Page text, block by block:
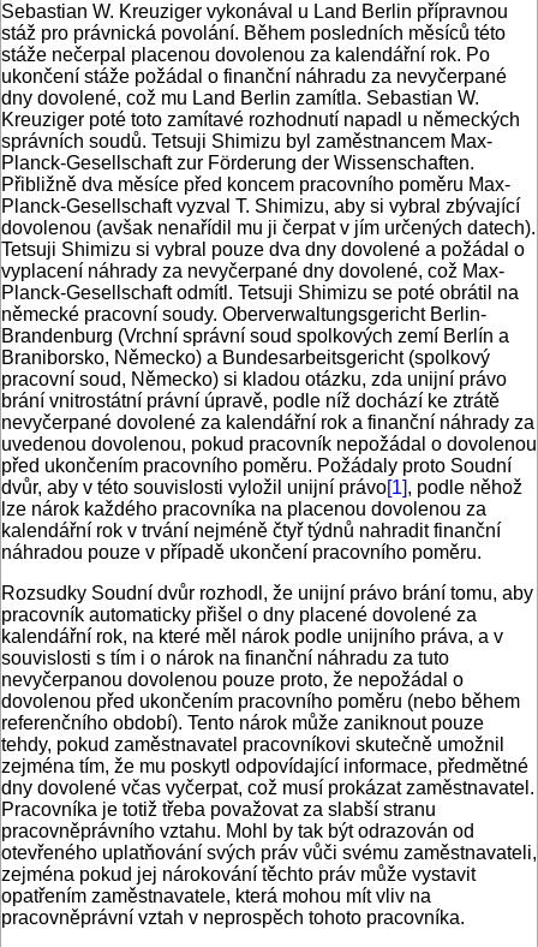
Sebastian W. Kreuziger vykonával u Land Berlin přípravnou
stáž pro právnická povolání. Během posledních měsíců této
stáže nečerpal placenou dovolenou za kalendářní rok. Po
ukončení stáže požádal o finanční náhradu za nevyčerpané
dny dovolené, což mu Land Berlin zamítla. Sebastian W.
Kreuziger poté toto zamítavé rozhodnutí napadl u německých
správních soudů. Tetsuji Shimizu byl zaměstnancem Max-
Planck-Gesellschaft zur Förderung der Wissenschaften.
Přibližně dva měsíce před koncem pracovního poměru Max-
Planck-Gesellschaft vyzval T. Shimizu, aby si vybral zbývající
dovolenou (avšak nenařídil mu ji čerpat v jím určených datech).
Tetsuji Shimizu si vybral pouze dva dny dovolené a požádal o
vyplacení náhrady za nevyčerpané dny dovolené, což Max-
Planck-Gesellschaft odmítl. Tetsuji Shimizu se poté obrátil na
německé pracovní soudy. Oberverwaltungsgericht Berlin-
Brandenburg (Vrchní správní soud spolkových zemí Berlín a
Braniborsko, Německo) a Bundesarbeitsgericht (spolkový
pracovní soud, Německo) si kladou otázku, zda unijní právo
brání vnitrostátní právní úpravě, podle níž dochází ke ztrátě
nevyčerpané dovolené za kalendářní rok a finanční náhrady za
uvedenou dovolenou, pokud pracovník nepožádal o dovolenou
před ukončením pracovního poměru. Požádaly proto Soudní
dvůr, aby v této souvislosti vyložil unijní právo[1], podle něhož
lze nárok každého pracovníka na placenou dovolenou za
kalendářní rok v trvání nejméně čtyř týdnů nahradit finanční
náhradou pouze v případě ukončení pracovního poměru.
Rozsudky Soudní dvůr rozhodl, že unijní právo brání tomu, aby
pracovník automaticky přišel o dny placené dovolené za
kalendářní rok, na které měl nárok podle unijního práva, a v
souvislosti s tím i o nárok na finanční náhradu za tuto
nevyčerpanou dovolenou pouze proto, že nepožádal o
dovolenou před ukončením pracovního poměru (nebo během
referenčního období). Tento nárok může zaniknout pouze
tehdy, pokud zaměstnavatel pracovníkovi skutečně umožnil
zejména tím, že mu poskytl odpovídající informace, předmětné
dny dovolené včas vyčerpat, což musí prokázat zaměstnavatel.
Pracovníka je totiž třeba považovat za slabší stranu
pracovněprávního vztahu. Mohl by tak být odrazován od
otevřeného uplatňování svých práv vůči svému zaměstnavateli,
zejména pokud jej nárokování těchto práv může vystavit
opatřením zaměstnavatele, která mohou mít vliv na
pracovněprávní vztah v neprospěch tohoto pracovníka.